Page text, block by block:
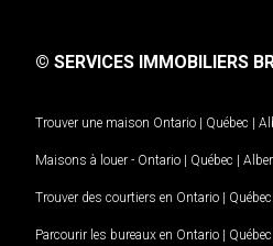
© SERVICES IMMOBILIERS
Trouver une maison Ontario | Québec |
Maisons à louer - Ontario | Québec |
Trouver des courtiers en Ontario | Québec
Parcourir les bureaux en Ontario | Québec